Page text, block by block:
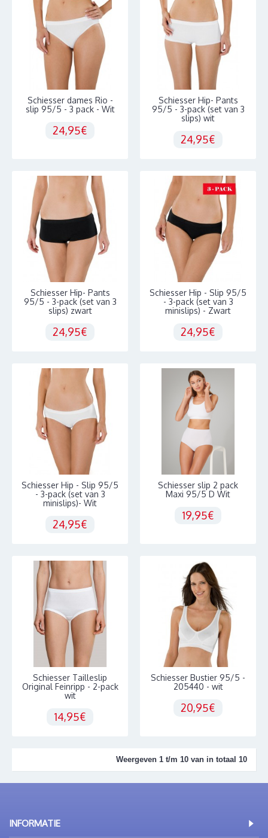
Schiesser dames Rio -
slip 95/5 - 3 pack - Wit
24,95€
Schiesser Hip- Pants
95/5 - 3-pack (set van 3
slips) wit
24,95€
Schiesser Hip- Pants
95/5 - 3-pack (set van 3
slips) zwart
24,95€
Schiesser Hip - Slip 95/5
- 3-pack (set van 3
minislips) - Zwart
24,95€
Schiesser Hip - Slip 95/5
- 3-pack (set van 3
minislips)- Wit
24,95€
Schiesser slip 2 pack
Maxi 95/5 D Wit
19,95€
Schiesser Tailleslip
Original Feinripp - 2-pack
wit
14,95€
Schiesser Bustier 95/5 -
205440 - wit
20,95€
Weergeven 1 t/m 10 van in totaal 10
INFORMATIE